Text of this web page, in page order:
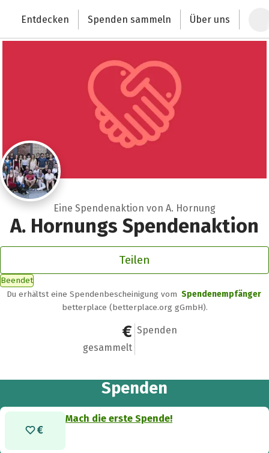
Deutschlands größte Spendenplattform
Entdecken Spenden sammeln Über uns
Eine Spendenaktion von A. Hornung
A. Hornungs Spendenaktion
Teilen
Beendet
Du erhältst eine Spendenbescheinigung vom Spendenempfänger
betterplace (betterplace.org gGmbH).
0 €
gesammelt
0
Spenden
Spenden
Mach die erste Spende!